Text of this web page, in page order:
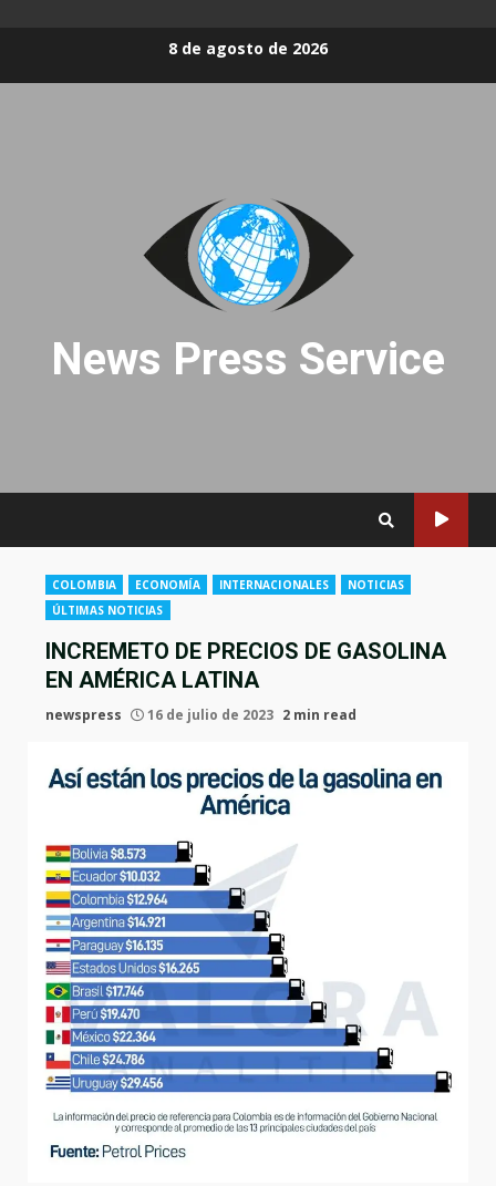
8 de agosto de 2026
News Press Service
COLOMBIA ECONOMÍA INTERNACIONALES
NOTICIAS
ÚLTIMAS NOTICIAS
INCREMETO DE PRECIOS DE GASOLINA
EN AMÉRICA LATINA
newspress 16 de julio de 2023 2 min read